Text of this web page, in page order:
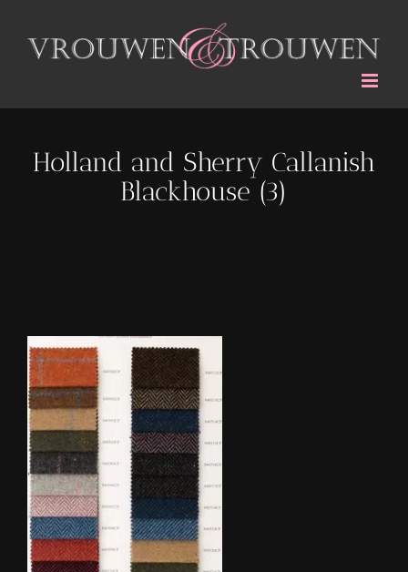
naar
inhoud
Holland and Sherry Callanish
Blackhouse (3)